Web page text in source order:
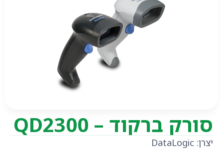
סורק ברקוד – QD2300
יצרן: DataLogic